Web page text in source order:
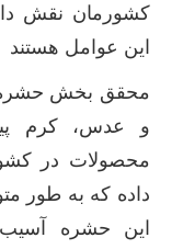
کشورمان نقش
این عوامل هستند
محقق بخش
و عدس، کرم
محصولات در
داده که به طور متوسط 30 تا 40
این حشره